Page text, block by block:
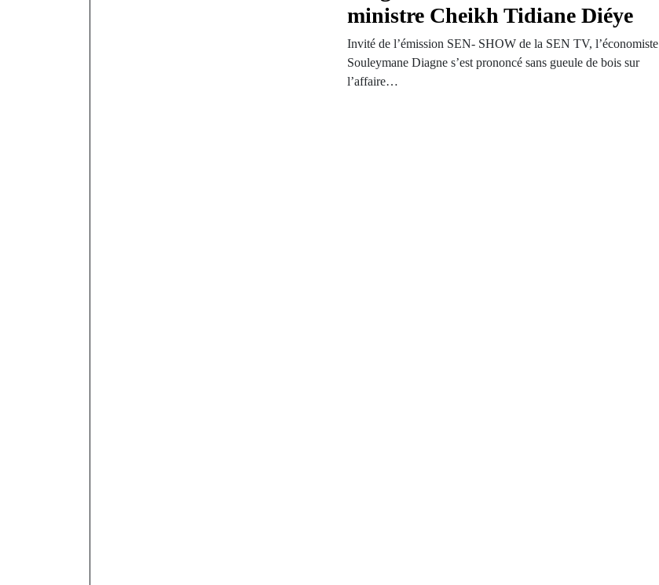
ministre Cheikh Tidiane Diéye
Invité de l’émission SEN- SHOW de la SEN TV, l’économiste
Souleymane Diagne s’est prononcé sans gueule de bois sur
l’affaire…